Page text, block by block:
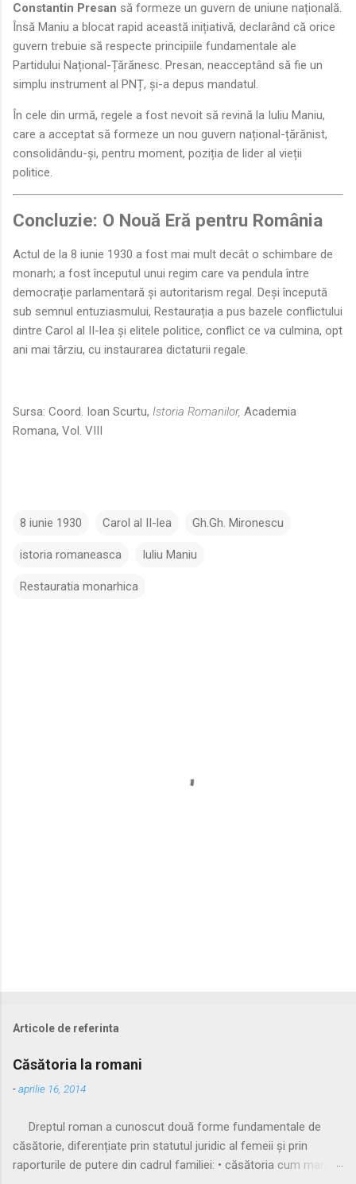
Constantin Presan să formeze un guvern de uniune națională.
Însă Maniu a blocat rapid această inițiativă, declarând că orice
guvern trebuie să respecte principiile fundamentale ale
Partidului Național-Țărănesc. Presan, neacceptând să fie un
simplu instrument al PNȚ, și-a depus mandatul.
În cele din urmă, regele a fost nevoit să revină la Iuliu Maniu,
care a acceptat să formeze un nou guvern național-țărănist,
consolidându-și, pentru moment, poziția de lider al vieții
politice.
Concluzie: O Nouă Eră pentru România
Actul de la 8 iunie 1930 a fost mai mult decât o schimbare de
monarh; a fost începutul unui regim care va pendula între
democrație parlamentară și autoritarism regal. Deși începută
sub semnul entuziasmului, Restaurația a pus bazele conflictului
dintre Carol al II-lea și elitele politice, conflict ce va culmina, opt
ani mai târziu, cu instaurarea dictaturii regale.
Sursa: Coord. Ioan Scurtu, Istoria Romanilor, Academia
Romana, Vol. VIII
8 iunie 1930 Carol al II-lea Gh.Gh. Mironescu
istoria romaneasca Iuliu Maniu
Restauratia monarhica
Articole de referinta
Căsătoria la romani
-aprilie 16, 2014
Dreptul roman a cunoscut două forme fundamentale de
căsătorie, diferențiate prin statutul juridic al femeii și prin
raporturile de putere din cadrul familiei: • căsătoria cum manus